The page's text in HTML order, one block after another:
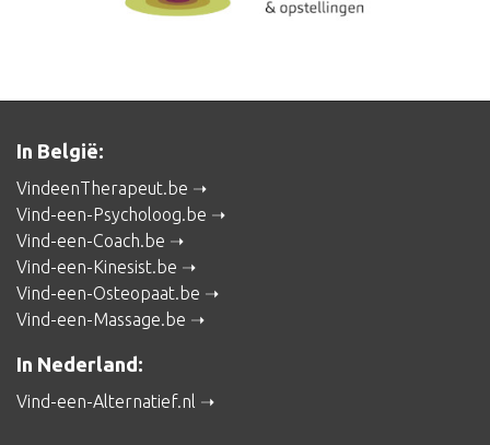
In België:
VindeenTherapeut.be
Vind-een-Psycholoog.be
Vind-een-Coach.be
Vind-een-Kinesist.be
Vind-een-Osteopaat.be
Vind-een-Massage.be
In Nederland:
Vind-een-Alternatief.nl